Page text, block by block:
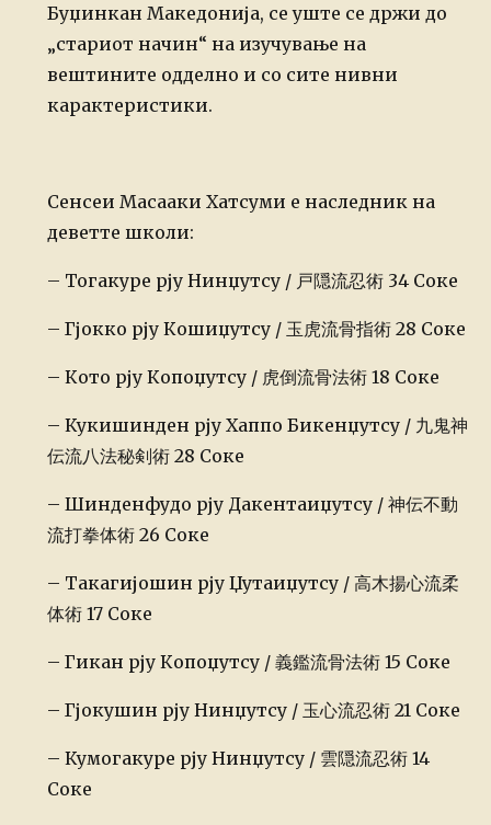
Буџинкан Македонија, се уште се држи до
„стариот начин“ на изучување на
вештините одделно и со сите нивни
карактеристики.
Сенсеи Масааки Хатсуми е наследник на
деветте школи:
– Тогакуре рју Нинџутсу / 戸隠流忍術 34 Соке
– Гјокко рју Кошиџутсу / 玉虎流骨指術 28 Соке
– Кото рју Копоџутсу / 虎倒流骨法術 18 Соке
– Кукишинден рју Хаппо Бикенџутсу / 九鬼神
伝流八法秘剣術 28 Соке
– Шинденфудо рју Дакентаиџутсу / 神伝不動
流打拳体術 26 Соке
– Такагијошин рју Џутаиџутсу / 高木揚心流柔
体術 17 Соке
– Гикан рју Копоџутсу / 義鑑流骨法術 15 Соке
– Гјокушин рју Нинџутсу / 玉心流忍術 21 Соке
– Кумогакуре рју Нинџутсу / 雲隠流忍術 14
Соке